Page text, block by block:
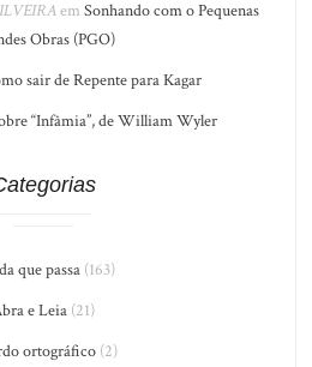
em Sonhando com o Pequenas
Obras (PGO)
sair de Repente para Kagar
“Infâmia”, de William Wyler
que passa (163)
e Leia (21)
ortográfico(2)